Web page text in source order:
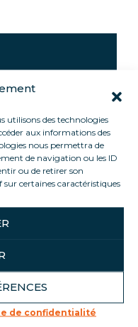
utilisons des technologies
aux informations des
nous permettra de
de navigation ou les ID
ou de retirer son
certaines caractéristiques
de confidentialité
meubles à
du camion
du
d'hygiène et